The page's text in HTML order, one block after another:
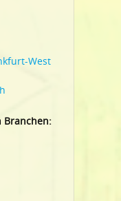
West
Branchen: